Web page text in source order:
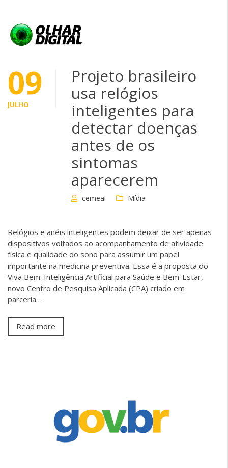
09
JULHO
Projeto brasileiro
usa relógios
inteligentes para
detectar doenças
antes de os
sintomas
aparecerem
cemeai Mídia
Relógios e anéis inteligentes podem deixar de ser apenas
dispositivos voltados ao acompanhamento de atividade
física e qualidade do sono para assumir um papel
importante na medicina preventiva. Essa é a proposta do
Viva Bem: Inteligência Artificial para Saúde e Bem-Estar,
novo Centro de Pesquisa Aplicada (CPA) criado em
parceria…
Read more